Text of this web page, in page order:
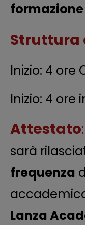
Struttura
Inizio: 4 ore
Inizio: 4 ore
Attestato:
sarà
frequenza
Lanza